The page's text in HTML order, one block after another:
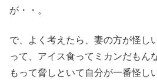
が・・。
で、よく考えたら、妻の方が怪し
って、アイス食ってミカンだもん
もって脅しといて自分が一番怪し